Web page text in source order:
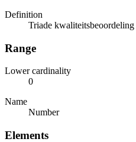
Definition
Triade
Range
Lower cardinality
0
Name
Number
Elements